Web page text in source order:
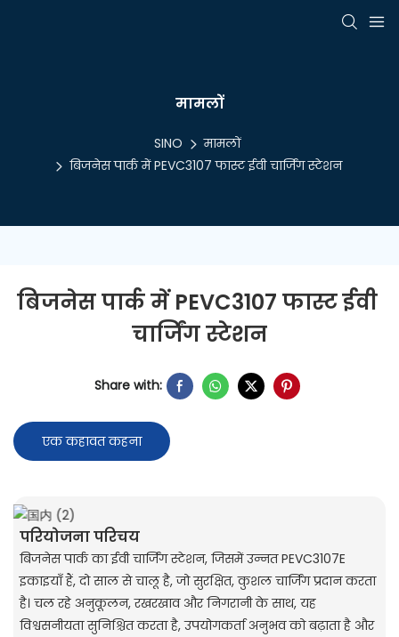
मामलों
SINO
मामलों
बिजनेस पार्क में PEVC3107 फास्ट ईवी चार्जिंग स्टेशन
बिजनेस पार्क में PEVC3107 फास्ट ईवी
चार्जिंग स्टेशन
Share with:
एक कहावत कहना
परियोजना परिचय
बिजनेस पार्क का ईवी चार्जिंग स्टेशन, जिसमें उन्नत PEVC3107E
इकाइयाँ हैं, दो साल से चालू है, जो सुरक्षित, कुशल चार्जिंग प्रदान करता
है। चल रहे अनुकूलन, रखरखाव और निगरानी के साथ, यह
विश्वसनीयता सुनिश्चित करता है, उपयोगकर्ता अनुभव को बढ़ाता है और